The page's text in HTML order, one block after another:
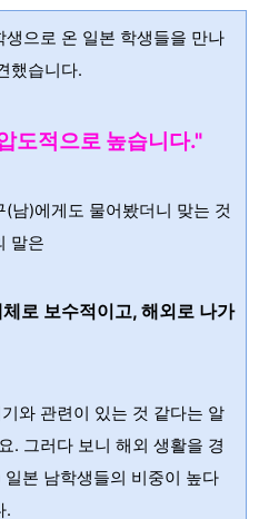
으로 온 일본 학생들을 만나
했습니다.
도적으로 높습니다."
남)에게도 물어봤더니 맞는 것
말은
로 보수적이고, 해외로 나가
와 관련이 있는 것 같다는 알
. 그러다 보니 해외 생활을 경
본 남학생들의 비중이 높다
.